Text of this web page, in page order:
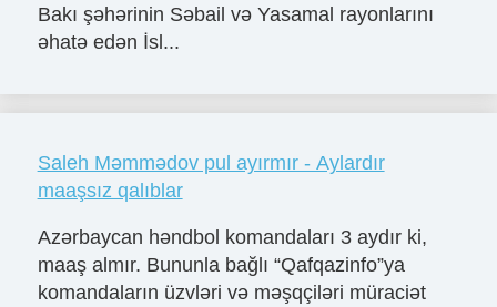
Bakı şəhərinin Səbail və Yasamal rayonlarını
əhatə edən İsl...
Saleh Məmmədov pul ayırmır - Aylardır
maaşsız qalıblar
Azərbaycan həndbol komandaları 3 aydır ki,
maaş almır. Bununla bağlı “Qafqazinfo”ya
komandaların üzvləri və məşqçiləri müraciət